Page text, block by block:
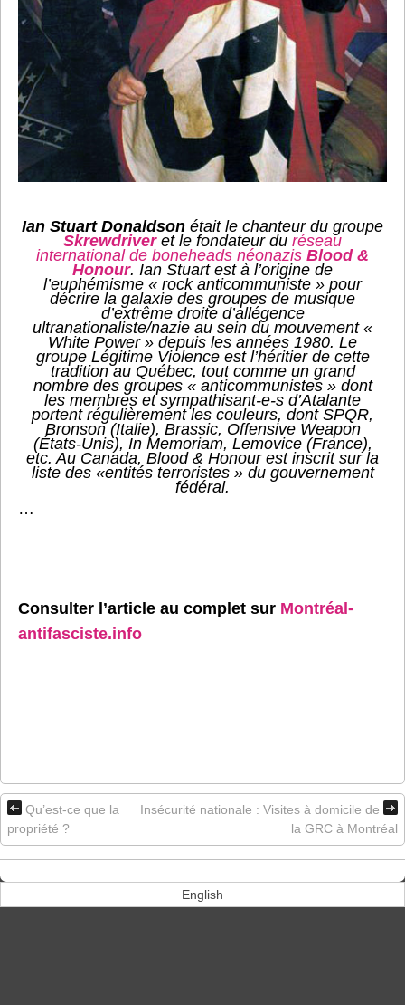
Ian Stuart Donaldson était le chanteur du groupe
Skrewdriveret le fondateur du réseau
international de boneheads néonazis Blood &
Honour. Ian Stuart est à l’origine de
l’euphémisme « rock anticommuniste » pour
décrire la galaxie des groupes de musique
d’extrême droite d’allégence
ultranationaliste/nazie au sein du mouvement «
White Power » depuis les années 1980. Le
groupe Légitime Violence est l’héritier de cette
tradition au Québec, tout comme un grand
nombre des groupes « anticommunistes » dont
les membres et sympathisant-e-s d’Atalante
portent régulièrement les couleurs, dont SPQR,
Bronson (Italie), Brassic, Offensive Weapon
(États-Unis), In Memoriam, Lemovice (France),
etc. Au Canada, Blood & Honour est inscrit sur la
liste des «entités terroristes » du gouvernement
fédéral.
…
Consulter l’article au complet sur Montréal-
antifasciste.info
Qu’est-ce que la
propriété ?
Insécurité nationale : Visites à domicile de
la GRC à Montréal
English